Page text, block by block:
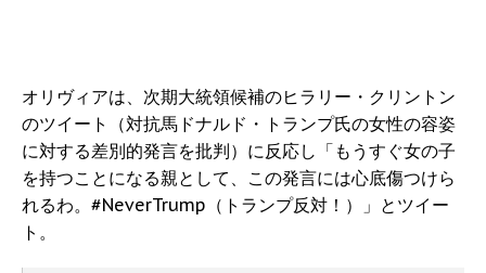
オリヴィアは、次期大統領候補のヒラリー・クリントン
のツイート（対抗馬ドナルド・トランプ氏の女性の容姿
に対する差別的発言を批判）に反応し「もうすぐ女の子
を持つことになる親として、この発言には心底傷つけら
れるわ。#NeverTrump（トランプ反対！）」とツイー
ト。